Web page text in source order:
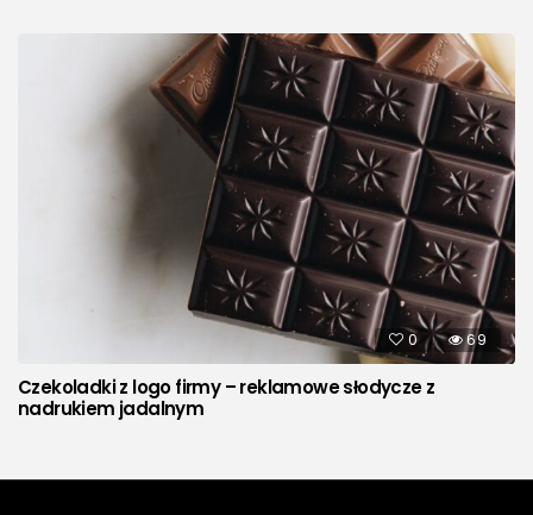
0 69
Czekoladki z logo firmy – reklamowe słodycze z
nadrukiem jadalnym